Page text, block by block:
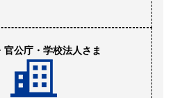
官公庁・学校法人さま